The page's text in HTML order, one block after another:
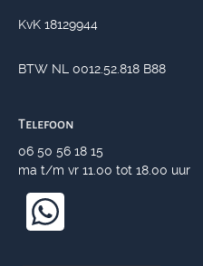
KvK 18129944
BTW NL 0012.52.818 B88
Telefoon
06 50 56 18 15
ma t/m vr 11.00 tot 18.00 uur